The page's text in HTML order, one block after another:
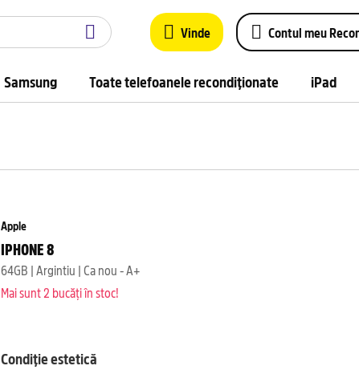
Vinde Contul meu
Samsung Toate telefoanele recondiționate iPad
Apple
IPHONE 8
64GB | Argintiu | Ca nou - A+
Mai sunt 2 bucăți în stoc!
Condiție estetică